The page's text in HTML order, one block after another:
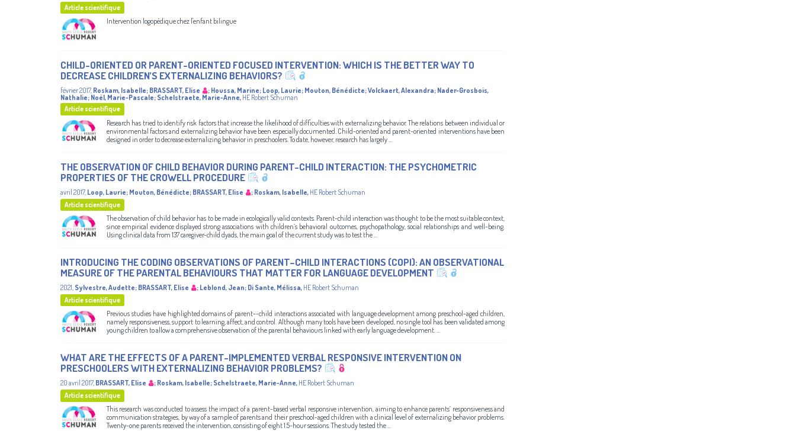
Article scientifique
Intervention logopédique chez l'enfant bilingue
CHILD-ORIENTED OR PARENT-ORIENTED FOCUSED INTERVENTION: WHICH IS THE BETTER WAY TO
DECREASE CHILDREN’S EXTERNALIZING BEHAVIORS?
février 2017, Roskam, Isabelle; BRASSART, Elise ; Houssa, Marine; Loop, Laurie; Mouton, Bénédicte;Volckaert, Alexandra; Nader-Grosbois,
Nathalie; Noël, Marie-Pascale; Schelstraete, Marie-Anne, HE Robert Schuman
Article scientifique
Research has tried to identify risk factors that increase the likelihood of difficulties with externalizing behavior. The relations between individual or
environmental factors and externalizing behavior have been especially documented. Child-oriented and parent-oriented interventions have been
designed in order to decrease externalizing behavior in preschoolers. To date, however, research has largely ...
THE OBSERVATION OF CHILD BEHAVIOR DURING PARENT-CHILD INTERACTION: THE PSYCHOMETRIC
PROPERTIES OF THE CROWELL PROCEDURE
avril 2017, Loop, Laurie; Mouton, Bénédicte; BRASSART, Elise ; Roskam, Isabelle, HE Robert Schuman
Article scientifique
The observation of child behavior has to be made in ecologically valid contexts. Parent-child interaction was thought to be the most suitable context,
since empirical evidence displayed strong associations with children’s behavioral outcomes, psychopathology, social relationships and well-being.
Using clinical data from 137 caregiver-child dyads, the main goal of the current study was to test the ...
INTRODUCING THE CODING OBSERVATIONS OF PARENT–CHILD INTERACTIONS (COPI): AN OBSERVATIONAL
MEASURE OF THE PARENTAL BEHAVIOURS THAT MATTER FOR LANGUAGE DEVELOPMENT
2021 Sylvestre, Audette; BRASSART, Elise ; Leblond, Jean; Di Sante, Mélissa, HE Robert Schuman
Article scientifique
Previous studies have highlighted domains of parent--child interactions associated with language development among preschool-aged children,
namely responsiveness, support to learning, affect, and control. Although many tools have been developed, no single tool has been validated among
young children to allow a comprehensive observation of the parental behaviours linked with early language development. ...
WHAT ARE THE EFFECTS OF A PARENT-IMPLEMENTED VERBAL RESPONSIVE INTERVENTION ON
PRESCHOOLERS WITH EXTERNALIZING BEHAVIOR PROBLEMS?
20 avril 2017, BRASSART, Elise ; Roskam, Isabelle; Schelstraete, Marie-Anne, HE Robert Schuman
Article scientifique
This research was conducted to assess the impact of a parent-based verbal responsive intervention, aiming to enhance parents’ responsiveness and
communication strategies, by way of a sample of parents and their preschool-aged children with a clinical level of externalizing behavior problems.
Twenty-one parents received the intervention, consisting of eight 1.5-hour sessions. The study tested the ...